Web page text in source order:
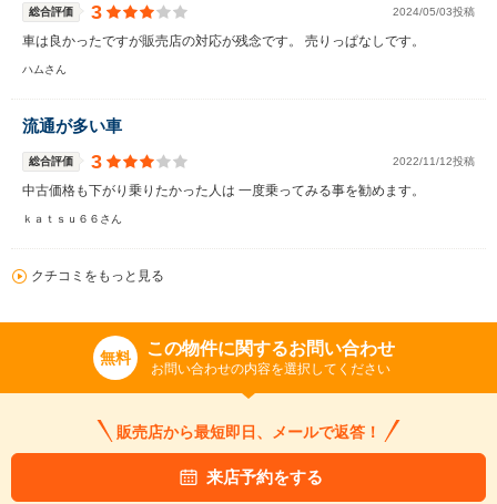
総合評価 3 2024/05/03投稿
車は良かったですが販売店の対応が残念です。 売りっぱなしです。
ハムさん
流通が多い車
総合評価 3 2022/11/12投稿
中古価格も下がり乗りたかった人は 一度乗ってみる事を勧めます。
ｋａｔｓｕ６６さん
クチコミをもっと見る
無料 この物件に関するお問い合わせ
お問い合わせの内容を選択してください
販売店から最短即日、メールで返答！
来店予約をする